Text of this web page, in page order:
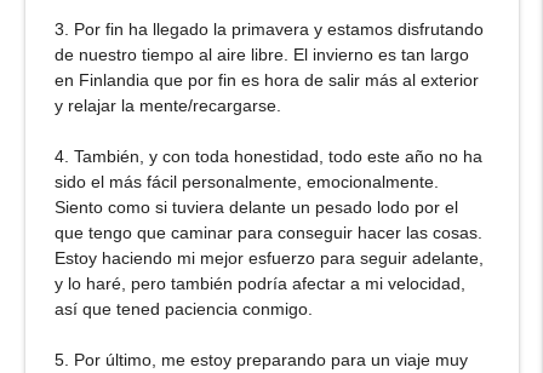
3. Por fin ha llegado la primavera y estamos disfrutando
de nuestro tiempo al aire libre. El invierno es tan largo
en Finlandia que por fin es hora de salir más al exterior
y relajar la mente/recargarse.
4. También, y con toda honestidad, todo este año no ha
sido el más fácil personalmente, emocionalmente.
Siento como si tuviera delante un pesado lodo por el
que tengo que caminar para conseguir hacer las cosas.
Estoy haciendo mi mejor esfuerzo para seguir adelante,
y lo haré, pero también podría afectar a mi velocidad,
así que tened paciencia conmigo.
5. Por último, me estoy preparando para un viaje muy